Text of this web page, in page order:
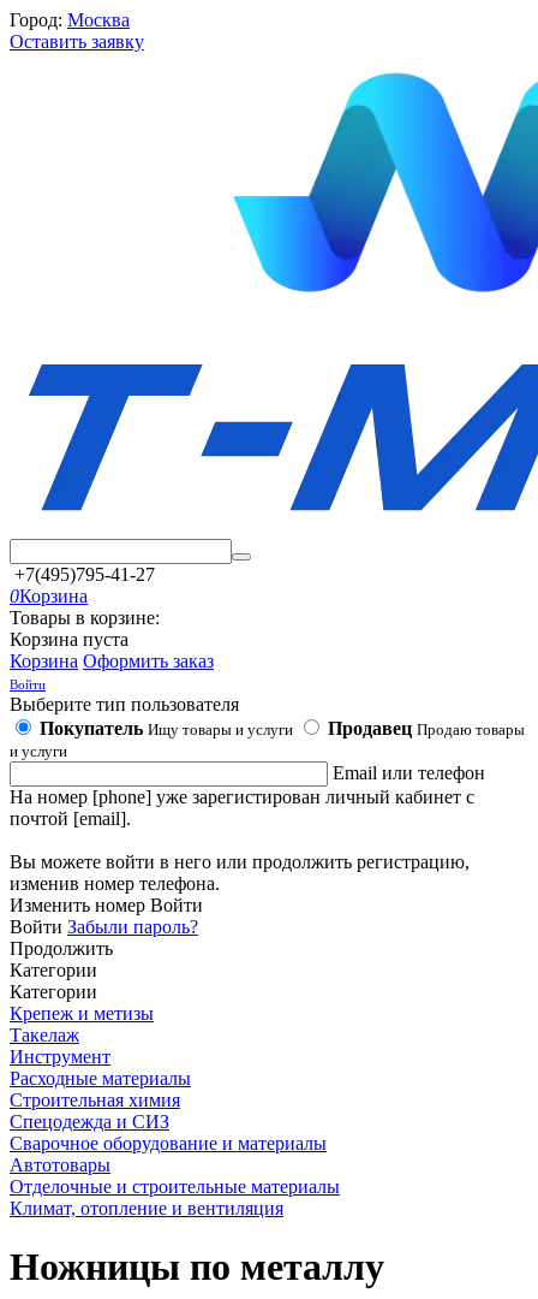
Город: Москва
Оставить заявку
+7(495)795-41-27
0Корзина
Товары в корзине:
Корзина пуста
Корзина Оформить заказ
Войти
Выберите тип пользователя
Покупатель Ищу товары и услуги Продавец Продаю товары
и услуги
Email или телефон
На номер [phone] уже зарегистирован личный кабинет с
почтой [email].
Вы можете войти в него или продолжить регистрацию,
изменив номер телефона.
Изменить номер Войти
Войти Забыли пароль?
Продолжить
Категории
Категории
Крепеж и метизы
Такелаж
Инструмент
Расходные материалы
Строительная химия
Спецодежда и СИЗ
Сварочное оборудование и материалы
Автотовары
Отделочные и строительные материалы
Климат, отопление и вентиляция
Ножницы по металлу